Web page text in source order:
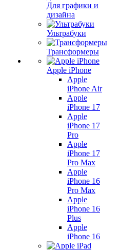
Для графики и
дизайна
Ультрабуки
Трансформеры
Apple iPhone
Apple
iPhone Air
Apple
iPhone 17
Apple
iPhone 17
Pro
Apple
iPhone 17
Pro Max
Apple
iPhone 16
Pro Max
Apple
iPhone 16
Plus
Apple
iPhone 16